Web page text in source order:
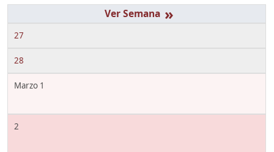
»
27
28
Marzo 1
2